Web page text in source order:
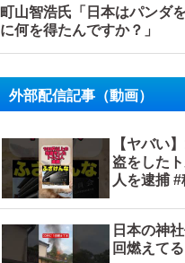
町山智浩氏「日本はパンダ
に何を得たんですか？」
外部配信記事（動画）
【ヤバい
盗をした
日本の神
回燃えてる